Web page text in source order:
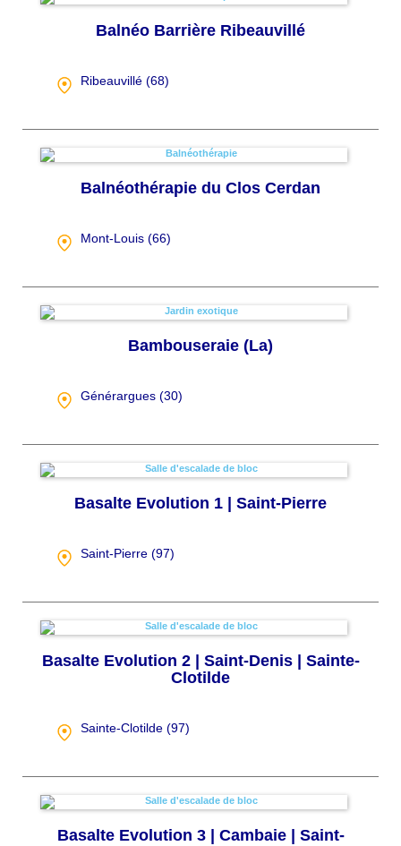
Balnéo Barrière Ribeauvillé
Ribeauvillé (68)
Balnéothérapie du Clos Cerdan
Mont-Louis (66)
Bambouseraie (La)
Générargues (30)
Basalte Evolution 1 | Saint-Pierre
Saint-Pierre (97)
Basalte Evolution 2 | Saint-Denis | Sainte-
Clotilde
Sainte-Clotilde (97)
Basalte Evolution 3 | Cambaie | Saint-